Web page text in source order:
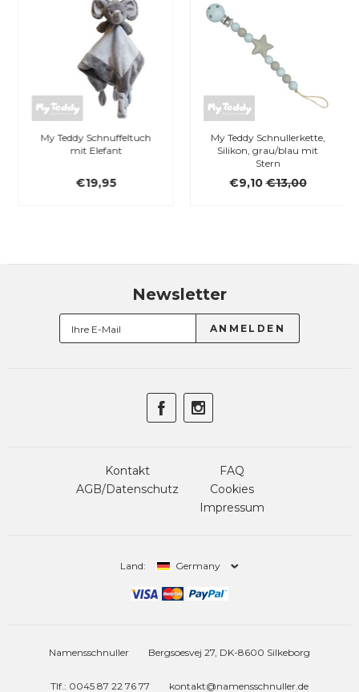
My Teddy Schnuffeltuch
mit Elefant
€19,95
My Teddy Schnullerkette,
Silikon, grau/blau mit
Stern
€9,10 €13,00
Newsletter
Kontakt
AGB/Datenschutz
FAQ
Cookies
Impressum
Land: Germany
Namensschnuller Bergsoesvej 27, DK-8600 Silkeborg
Tlf.: 0045 87 22 76 77 kontakt@namensschnuller.de